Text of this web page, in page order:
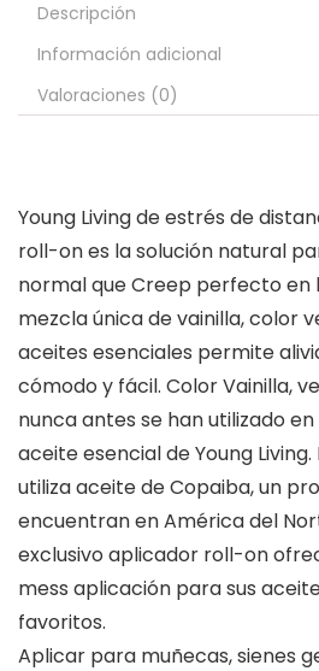
Descripción
Información adicional
Valoraciones (0)
Young Living de estrés de
roll-on es la solución natural
normal que Creep perfecto en
mezcla única de vainilla, color
aceites esenciales permite
cómodo y fácil. Color Vainilla,
nunca antes se han utilizado
aceite esencial de Young
utiliza aceite de Copaiba, un
encuentran en América del
exclusivo aplicador roll-on
mess aplicación para sus
favoritos.
Aplicar para muñecas, sienes